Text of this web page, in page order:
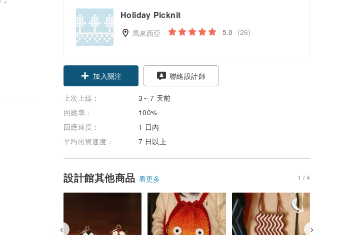
Holiday Picknit
馬來西亞 5.0 (26)
加入關注 聯絡設計師
上次上線：
3～7 天前
回應率：
100%
回應速度：
1 日內
平均出貨速度：
7 日以上
設計館其他商品 看更多 1 / 4